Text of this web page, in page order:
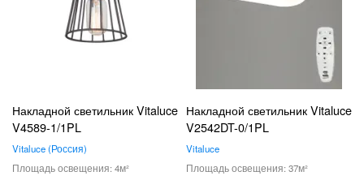
Накладной светильник Vitaluce
V4589-1/1PL
Vitaluce Россия
4
Накладной светильник Vitaluce
V2542DT-0/1PL
Vitaluce
37